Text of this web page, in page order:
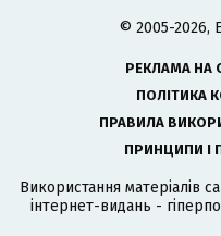
© 2005-2026,
РЕКЛАМА НА
ПОЛІТИКА
ПРАВИЛА
ПРИНЦИПИ І
Використання матеріалів
інтернет-видань -